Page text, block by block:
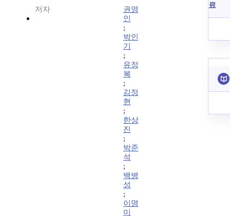
저자
권영
인
;
박인
기
;
유정
복
;
김정
현
;
한상
진
;
박준
석
;
백병
성
;
이명
미
료